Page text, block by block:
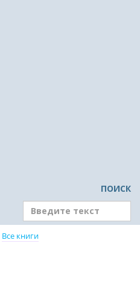
ПОИСК
Все книги